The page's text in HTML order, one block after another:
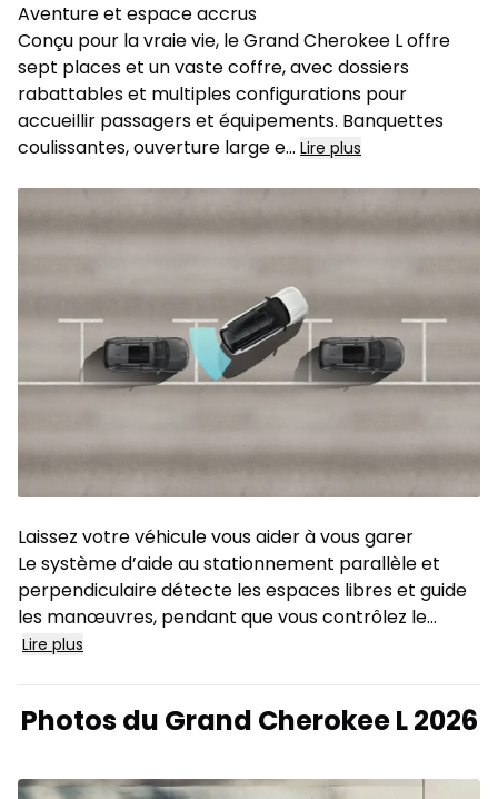
Aventure et espace accrus
Conçu pour la vraie vie, le Grand Cherokee L offre
sept places et un vaste coffre, avec dossiers
rabattables et multiples configurations pour
accueillir passagers et équipements. Banquettes
coulissantes, ouverture large e... Lire plus
Laissez votre véhicule vous aider à vous garer
Le système d’aide au stationnement parallèle et
perpendiculaire détecte les espaces libres et guide
les manœuvres, pendant que vous contrôlez le...
Lire plus
Photos du Grand Cherokee L 2026